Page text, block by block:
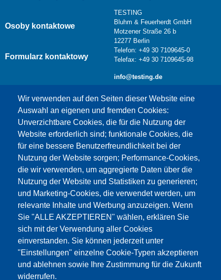
Wir verwenden auf den Seiten dieser Website eine
Auswahl an eigenen und fremden Cookies:
Unverzichtbare Cookies, die für die Nutzung der
Website erforderlich sind; funktionale Cookies, die
für eine bessere Benutzerfreundlichkeit bei der
Nutzung der Website sorgen; Performance-Cookies,
die wir verwenden, um aggregierte Daten über die
Nutzung der Website und Statistiken zu generieren;
und Marketing-Cookies, die verwendet werden, um
relevante Inhalte und Werbung anzuzeigen. Wenn
Sie "ALLE AKZEPTIEREN" wählen, erklären Sie
sich mit der Verwendung aller Cookies
einverstanden. Sie können jederzeit unter
"Einstellungen" einzelne Cookie-Typen akzeptieren
und ablehnen sowie Ihre Zustimmung für die Zukunft
widerrufen.
Osoby kontaktowe
Formularz kontaktowy
TESTING
Bluhm & Feuerherdt GmbH
Motzener Straße 26 b
12277 Berlin
Telefon: +49 30 7109645-0
Telefax: +49 30 7109645-98
info@testing.de
Dieser Inhalt ist blockiert, da die Google Maps
Cookies nicht akzeptiert wurden.
NUR DIE GOOGLE MAPS COOKIES
AKZEPTIEREN.
Alle Cookies akzeptieren